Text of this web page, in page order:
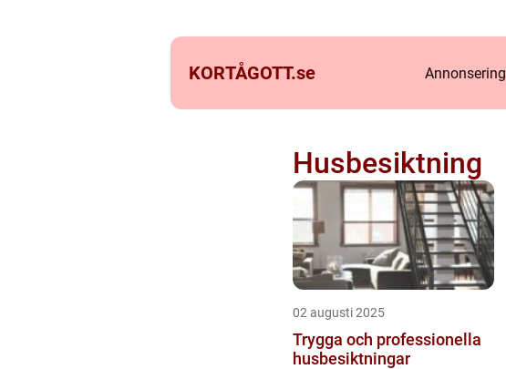
KORTÅGOTT.se Annonsering
Husbesiktning
02 augusti 2025
Trygga och professionella
husbesiktningar